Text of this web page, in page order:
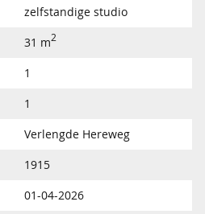
zelfstandige studio
31 m2
1
1
Verlengde Hereweg
1915
01-04-2026